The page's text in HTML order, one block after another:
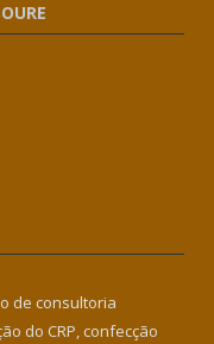
de consultoria
do CRP, confecção